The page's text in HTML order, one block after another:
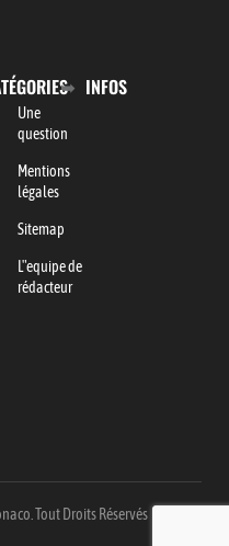
INFOS
Une
question
Mentions
légales
Sitemap
L"equipe de
rédacteur
Tout Droits Réservés